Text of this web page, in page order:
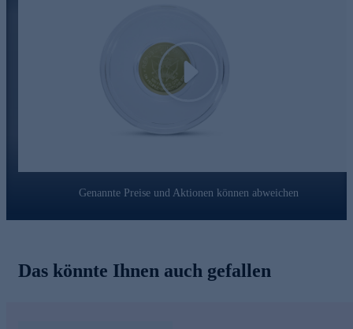
Play
Genannte Preise und Aktionen können abweichen
Das könnte Ihnen auch gefallen